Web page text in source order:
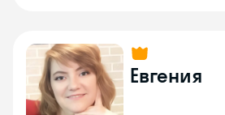
Евгения